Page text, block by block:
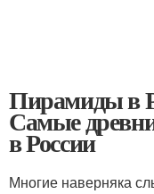
Пирамиды в
Самые
в России
Многие наверняка